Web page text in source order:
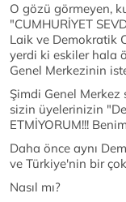
O gözü görmeyen,
"CUMHURİYET
Laik ve Demokratik
yerdi ki eskiler hala
Genel Merkezinin
Şimdi Genel Merkez
sizin üyelerinizin
ETMİYORUM!!!
Daha önce aynı
ve Türkiye'nin bir
Nasıl mı?